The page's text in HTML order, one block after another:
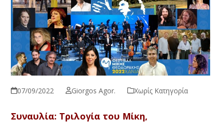
07/09/2022 Giorgos Agor. Χωρίς Κατηγορία
Συναυλία: Τριλογία του Μίκη,